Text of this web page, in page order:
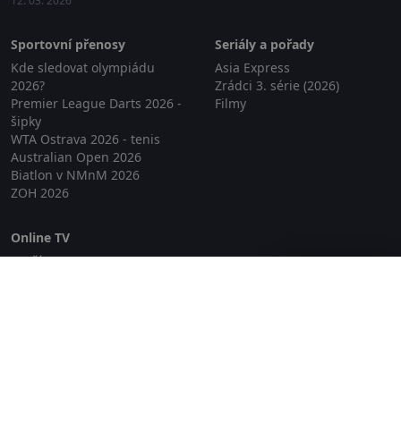
Sportovní přenosy
Kde sledovat olympiádu
2026?
Premier League Darts 2026 -
šipky
WTA Ostrava 2026 - tenis
Australian Open 2026
Biatlon v NMnM 2026
ZOH 2026
Seriály a pořady
Asia Express
Zrádci 3. série (2026)
Filmy
Online TV
Lepší.TV